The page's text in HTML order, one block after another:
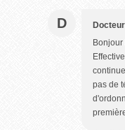
D
pas de